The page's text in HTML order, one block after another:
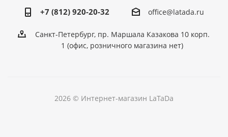
+7 (812) 920-20-32 office@latada.ru
Санкт-Петербург, пр. Маршала Казакова 10 корп.
1 (офис, розничного магазина нет)
2026 © Интернет-магазин LaTaDa